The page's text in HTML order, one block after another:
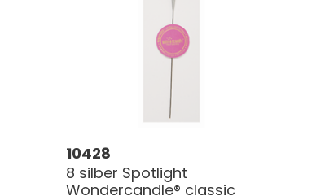
10428
8 silber Spotlight
Wondercandle® classic